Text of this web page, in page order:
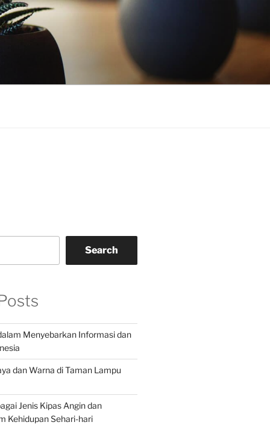
Search
Menyebarkan Informasi dan
dan Warna di Taman Lampu
Jenis Kipas Angin dan
Kehidupan Sehari-hari